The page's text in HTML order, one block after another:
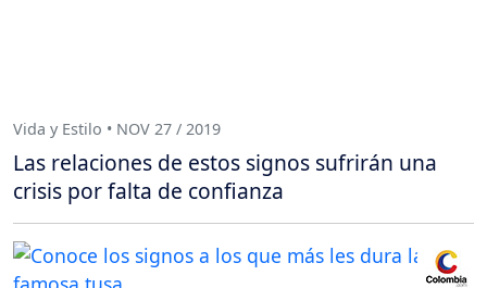
Vida y Estilo • NOV 27 / 2019
Las relaciones de estos signos sufrirán una
crisis por falta de confianza